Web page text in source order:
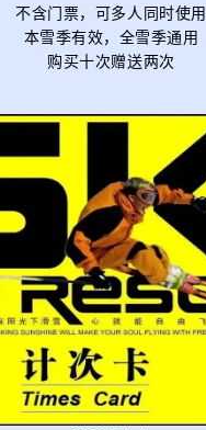
不含门票，可多人同时使用
本雪季有效，全雪季通用
购买十次赠送两次